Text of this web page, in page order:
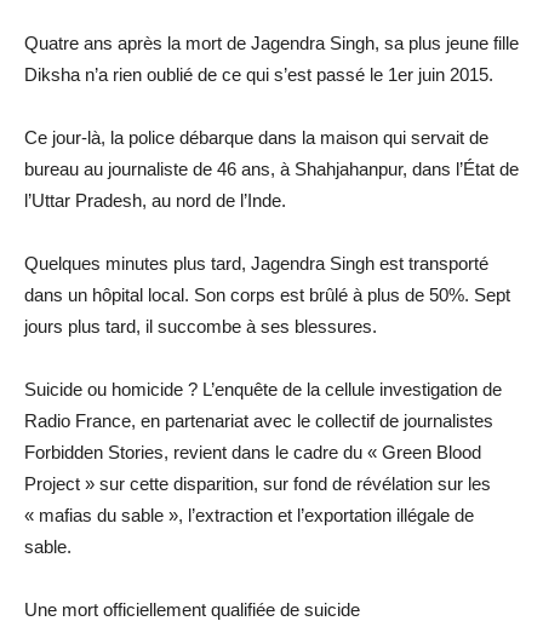
Quatre ans après la mort de Jagendra Singh, sa plus jeune fille
Diksha n’a rien oublié de ce qui s’est passé le 1er juin 2015.
Ce jour-là, la police débarque dans la maison qui servait de
bureau au journaliste de 46 ans, à Shahjahanpur, dans l’État de
l’Uttar Pradesh, au nord de l’Inde.
Quelques minutes plus tard, Jagendra Singh est transporté
dans un hôpital local. Son corps est brûlé à plus de 50%. Sept
jours plus tard, il succombe à ses blessures.
Suicide ou homicide ? L’enquête de la cellule investigation de
Radio France, en partenariat avec le collectif de journalistes
Forbidden Stories, revient dans le cadre du « Green Blood
Project » sur cette disparition, sur fond de révélation sur les
« mafias du sable », l’extraction et l’exportation illégale de
sable.
Une mort officiellement qualifiée de suicide